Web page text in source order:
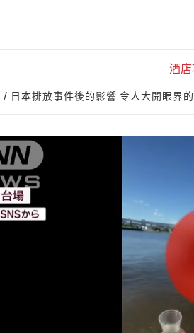
酒
日本排放事件後的影響 令人大開眼界的